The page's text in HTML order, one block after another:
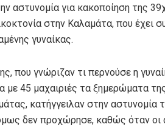
αστυνομία για κακοποίηση της
στην Καλαμάτα, που έχει
γυναίκας.
που γνώριζαν τι περνούσε η
με 45 μαχαιριές τα ξημερώματα
κατήγγειλαν στην αστυνομία
δεν προχώρησε, καθώς όταν οι